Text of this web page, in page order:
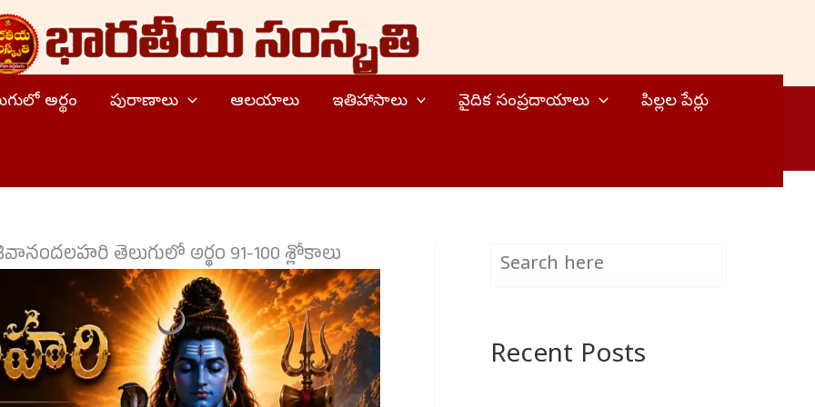
అర్థం పురాణాలు ఆలయాలు ఇతిహాసాలు వైదిక సంప్రదాయాలు పిల్లల పేర్లు
తెలుగులో అర్థం 91-100 శ్లోకాలు
rRecent Posts